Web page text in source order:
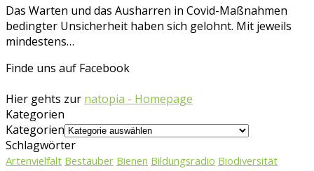
Das Warten und das Ausharren in Covid-Maßnahmen
bedingter Unsicherheit haben sich gelohnt. Mit jeweils
mindestens…
Finde uns auf Facebook
Hier gehts zur natopia - Homepage
Kategorien
Kategorien
Schlagwörter
Artenvielfalt Bestäuber Bienen Bildungsradio Biodiversität